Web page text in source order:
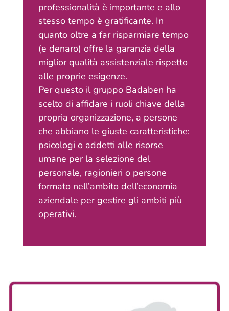
professionalità è importante e allo
stesso tempo è gratificante. In
quanto oltre a far risparmiare tempo
(e denaro) offre la garanzia della
miglior qualità assistenziale rispetto
alle proprie esigenze.
Per questo il gruppo Badaben ha
scelto di affidare i ruoli chiave della
propria organizzazione, a persone
che abbiano le giuste caratteristiche:
psicologi o addetti alle risorse
umane per la selezione del
personale, ragionieri o persone
formato nell’ambito dell’economia
aziendale per gestire gli ambiti più
operativi.